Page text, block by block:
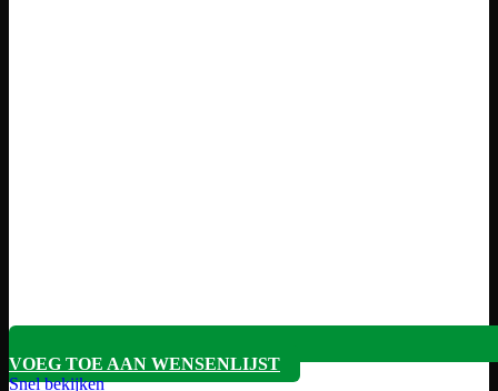
VOEG TOE AAN WENSENLIJST
Snel bekijken